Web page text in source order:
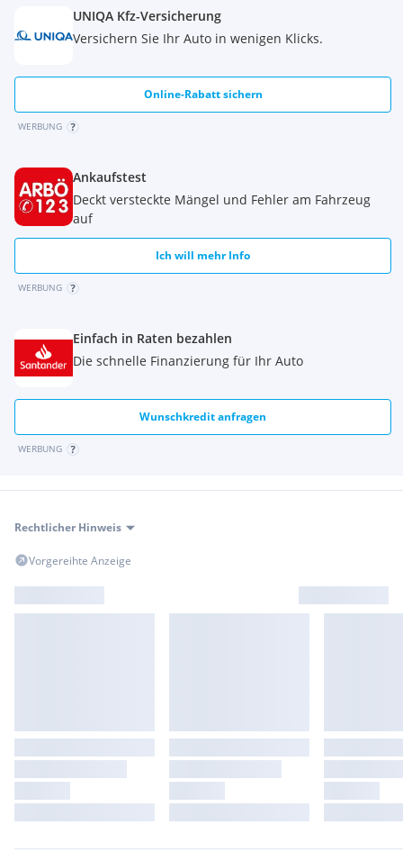
UNIQA Kfz-Versicherung
Versichern Sie Ihr Auto in wenigen Klicks.
Online-Rabatt sichern
WERBUNG
Ankaufstest
Deckt versteckte Mängel und Fehler am Fahrzeug
auf
Ich will mehr Info
WERBUNG
Einfach in Raten bezahlen
Die schnelle Finanzierung für Ihr Auto
Wunschkredit anfragen
WERBUNG
Rechtlicher Hinweis
Vorgereihte Anzeige